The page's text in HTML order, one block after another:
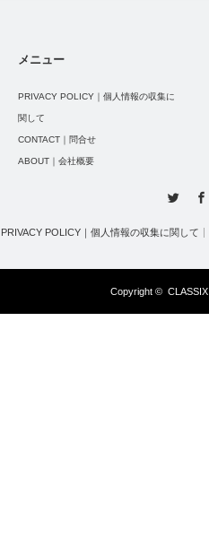
メニュー
PRIVACY POLICY｜個人情報の収集に
関して
CONTACT｜問合せ
ABOUT｜会社概要
PRIVACY POLICY｜個人情報の収集に関して
Copyright © CLASSIX